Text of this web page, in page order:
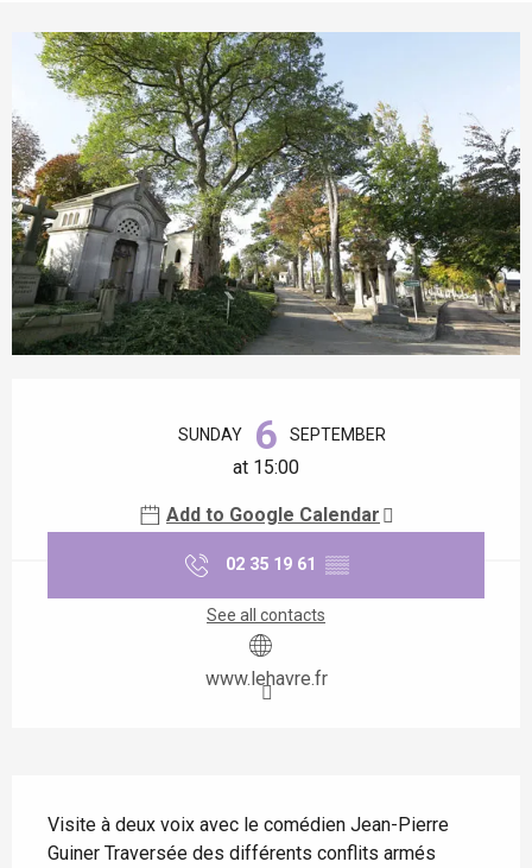
SUNDAY 6 SEPTEMBER
at 15:00
Add to Google Calendar
02 35 19 61 ▒▒
See all contacts
www.lehavre.fr
Visite à deux voix avec le comédien Jean-Pierre
Guiner Traversée des différents conflits armés